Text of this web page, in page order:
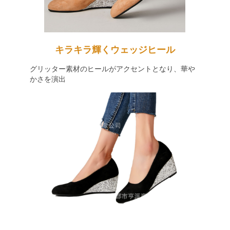
キラキラ輝くウェッジヒール
グリッター素材のヒールがアクセントとなり、華や
かさを演出